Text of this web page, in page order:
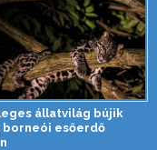
állatvilág bújik
borneói esőerdő